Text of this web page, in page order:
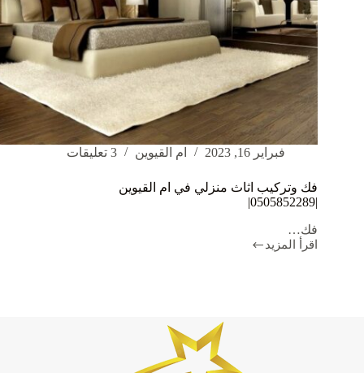
فبراير 16, 2023 ام القيوين 3 تعليقات
فك وتركيب اثاث منزلي في ام القيوين
|0505852289|
فك…
اقرأ المزيد
فك